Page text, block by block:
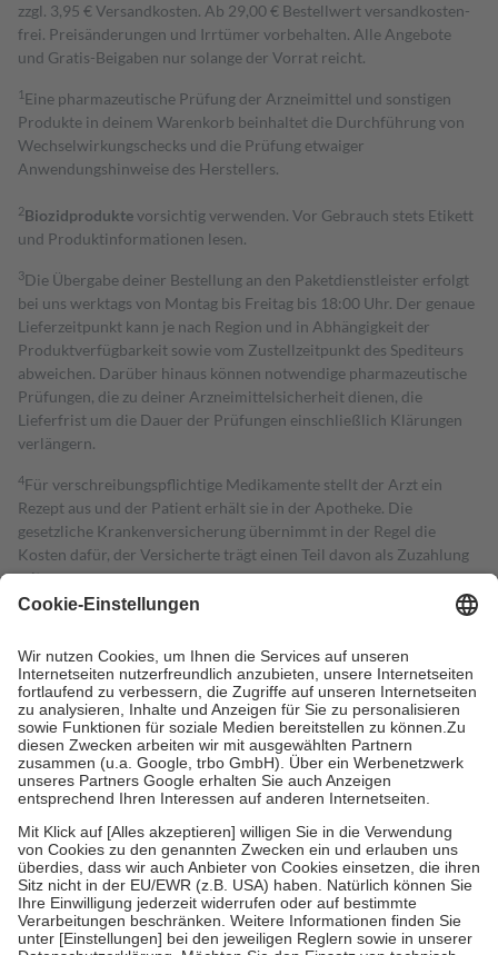
zzgl. 3,95 € Versandkosten. Ab 29,00 € Bestell­wert versand­kosten­
frei. Preisänderungen und Irrtümer vorbehalten. Alle Angebote
und Gratis-Beigaben nur solange der Vorrat reicht.
1 Eine pharmazeutische Prüfung der Arzneimittel und sonstigen
Produkte in deinem Warenkorb beinhaltet die Durchführung von
Wechselwirkungschecks und die Prüfung etwaiger
Anwendungshinweise des Herstellers.
2Biozidproduktevorsichtig verwenden. Vor Gebrauch stets Etikett
und Produktinformationen lesen.
3Die Übergabe deiner Bestellung an den Paketdienstleister erfolgt
bei uns werktags von Montag bis Freitag bis 18:00 Uhr. Der genaue
Lieferzeitpunkt kann je nach Region und in Abhängigkeit der
Produktverfügbarkeit sowie vom Zustellzeitpunkt des Spediteurs
abweichen. Darüber hinaus können notwendige pharmazeutische
Prüfungen, die zu deiner Arzneimittelsicherheit dienen, die
Lieferfrist um die Dauer der Prüfungen einschließlich Klärungen
verlängern.
4Für verschreibungspflichtige Medikamente stellt der Arzt ein
Rezept aus und der Patient erhält sie in der Apotheke. Die
gesetzliche Krankenversicherung übernimmt in der Regel die
Kosten dafür, der Versicherte trägt einen Teil davon als Zuzahlung
mit.
Grundsätzlich leisten Mitglieder Zuzahlungen in Höhe von zehn
höchstens zehn Euro.
Es sind jedoch nie mehr als die tatsächlichen
Kosten der Leistung zu entrichten.
Diese Regeln gelten grundsätzlich auch für Online-Apotheken.
Bei Heilmitteln und häuslicher Krankenpflege beträgt die
Zuzahlung zehn Prozent der Kosten sowie zehn Euro je
Verordnung.
Um das Engagement der Versicherten für ihre eigene Gesundheit zu
stärken und die besondere Stellung der Familie zu unterstützen,
fallenkeine Zuzahlungenan bei:
• Kindern und Jugendlichen bis zum vollendeten 18. Lebensjahr
mit Ausnahme der Fahrkosten
• Untersuchungen zur Vorsorge und Früherkennung, die von der
GKV getragen werden
• empfohlenen Schutzimpfungen